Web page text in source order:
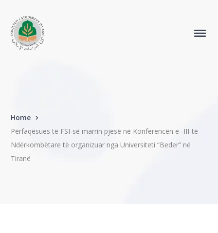
Home
Përfaqësues të FSI-së marrin pjesë në Konferencën e -III-të
Ndërkombëtare të organizuar nga Universiteti “Beder” në
Tiranë